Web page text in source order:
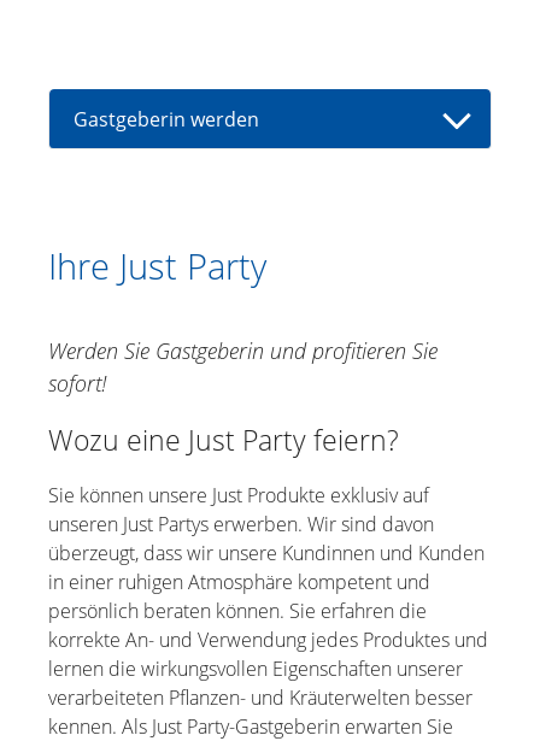
Gastgeberin werden
Wellness Punkte
Ihre Just Party
Werden Sie Gastgeberin und profitieren Sie
sofort!
Wozu eine Just Party feiern?
Sie können unsere Just Produkte exklusiv auf
unseren Just Partys erwerben. Wir sind davon
überzeugt, dass wir unsere Kundinnen und Kunden
in einer ruhigen Atmosphäre kompetent und
persönlich beraten können. Sie erfahren die
korrekte An- und Verwendung jedes Produktes und
lernen die wirkungsvollen Eigenschaften unserer
verarbeiteten Pflanzen- und Kräuterwelten besser
kennen. Als Just Party-Gastgeberin erwarten Sie